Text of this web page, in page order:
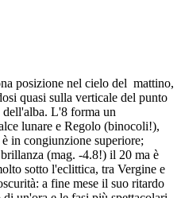
posizione nel cielo del mattino,
quasi sulla verticale del punto
L'8 forma un
lunare e Regolo (binocoli!),
in congiunzione superiore;
(mag. -4.8!) il 20 ma è
sotto l'eclittica, tra Vergine e
a fine mese il suo ritardo